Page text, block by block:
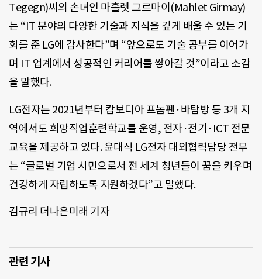
Tegegn)씨의 손녀인 마흘렛 그르마이(Mahlet Girmay)
는 “IT 분야의 다양한 기술과 지식을 깊게 배울 수 있는 기
회를 준 LG에 감사한다”며 “앞으로도 기술 공부를 이어가
며 IT 업계에서 성공적인 커리어를 쌓아갈 것”이라고 소감
을 말했다.
LG전자는 2021년부터 캄보디아 프놈펜·바탐방 등 3개 지
역에서도 희망직업훈련학교를 운영, 전자·전기·ICT 전문
교육을 제공하고 있다. 윤대식 LG전자 대외협력담당 전무
는 “글로벌 기업 시민으로서 전 세계 청년들이 꿈을 키우며
건강하게 자립하도록 지원하겠다”고 말했다.
김규리 더나은미래 기자
관련 기사